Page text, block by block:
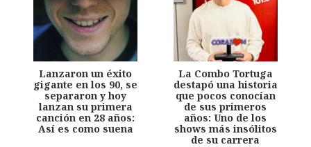
Lanzaron un éxito
gigante en los 90, se
separaron y hoy
lanzan su primera
canción en 28 años:
Así es como suena
La Combo Tortuga
destapó una historia
que pocos conocían
de sus primeros
años: Uno de los
shows más insólitos
de su carrera